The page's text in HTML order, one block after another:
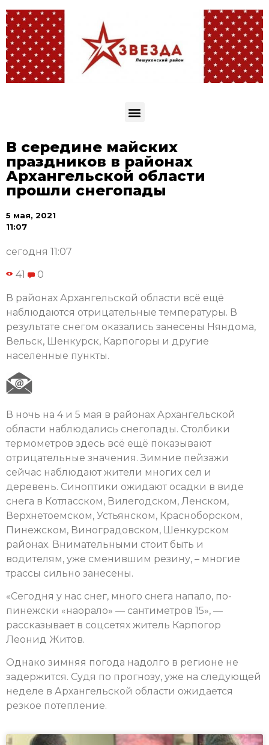
В середине майских
праздников в районах
Архангельской области
прошли снегопады
5 мая, 2021
11:07
сегодня 11:07
41 0
В районах Архангельской области всё ещё
наблюдаются отрицательные температуры. В
результате снегом оказались занесены Няндома,
Вельск, Шенкурск, Карпогоры и другие
населенные пункты.
В ночь на 4 и 5 мая в районах Архангельской
области наблюдались снегопады. Столбики
термометров здесь всё ещё показывают
отрицательные значения. Зимние пейзажи
сейчас наблюдают жители многих сел и
деревень. Синоптики ожидают осадки в виде
снега в Котласском, Вилегодском, Ленском,
Верхнетоемском, Устьянском, Красноборском,
Пинежском, Виноградовском, Шенкурском
районах. Внимательными стоит быть и
водителям, уже сменившим резину, – многие
трассы сильно занесены.
«Сегодня у нас снег, много снега напало, по-
пинежски «наорало» — сантиметров 15», —
рассказывает в соцсетях житель Карпогор
Леонид Житов.
Однако зимняя погода надолго в регионе не
задержится. Судя по прогнозу, уже на следующей
неделе в Архангельской области ожидается
резкое потепление.